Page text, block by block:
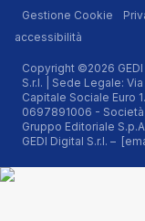
Gestione Cookie
accessibilità
Copyright ©2026
S.r.l. | Sede Legale:
Capitale Sociale Euro
0697891006 - Società
Gruppo Editoriale
GEDI Digital S.r.l. –